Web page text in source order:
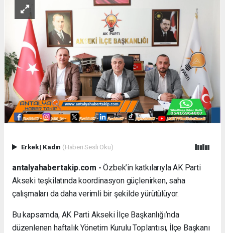
Erkek| Kadın (Haberi Sesli Oku)
antalyahabertakip.com - Özbek’in katkılarıyla AK Parti
Akseki teşkilatında koordinasyon güçlenirken, saha
çalışmaları da daha verimli bir şekilde yürütülüyor.
Bu kapsamda, AK Parti Akseki İlçe Başkanlığı’nda
düzenlenen haftalık Yönetim Kurulu Toplantısı, İlçe Başkanı